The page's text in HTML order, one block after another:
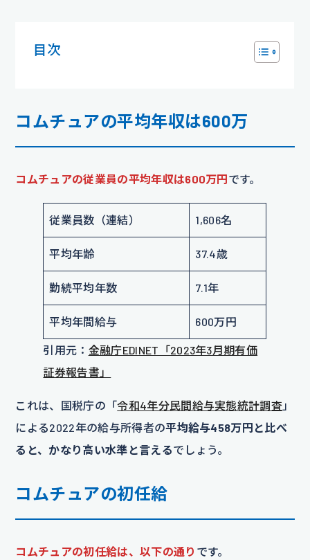
目次
コムチュアの平均年収は600万
コムチュアの従業員の平均年収は600万円です。
従業員数（連結） 1,606名
平均年齢 37.4歳
勤続平均年数 7.1年
平均年間給与 600万円
引用元： 金融庁EDINET「2023年3月期有価
証券報告書」
これは、国税庁の「令和4年分民間給与実態統計調査 」
による2022年の給与所得者の平均給与458万円と比べ
ると、かなり高い水準と言えるでしょう。
コムチュアの初任給
コムチュアの初任給は、以下の通り です。